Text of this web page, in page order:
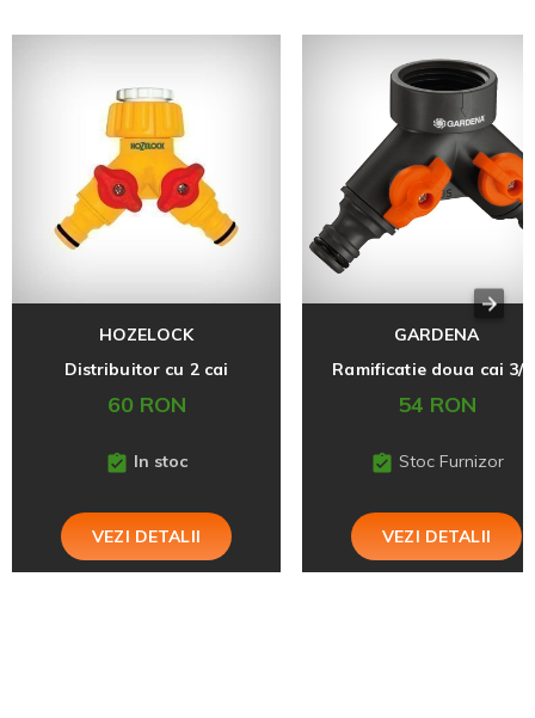
HOZELOCK
Distribuitor cu 2 cai
60 RON
In stoc
VEZI DETALII
GARDENA
Ramificatie doua cai 3/
54 RON
Stoc Furnizor
VEZI DETALII